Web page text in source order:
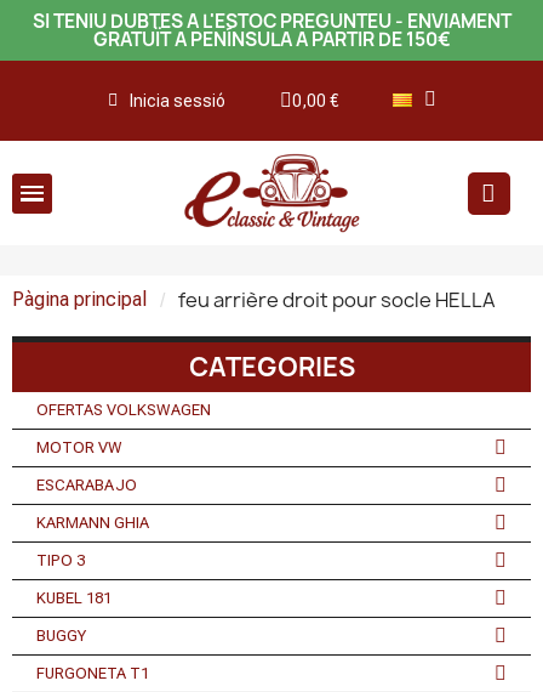
SI TENIU DUBTES A L'ESTOC PREGUNTEU - ENVIAMENT
GRATUÏT A PENÍNSULA A PARTIR DE 150€
Inicia sessió 0,00 €
Pàgina principal feu arrière droit pour socle HELLA
CATEGORIES
OFERTAS VOLKSWAGEN
MOTOR VW
ESCARABAJO
KARMANN GHIA
TIPO 3
KUBEL 181
BUGGY
FURGONETA T1